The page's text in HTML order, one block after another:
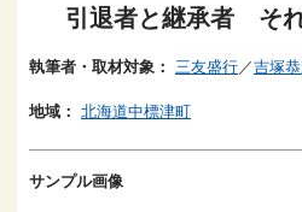
引退者と継承者 そ
執筆者・取材対象： 三友盛行 ／吉塚
地域： 北海道中標津町
サンプル画像